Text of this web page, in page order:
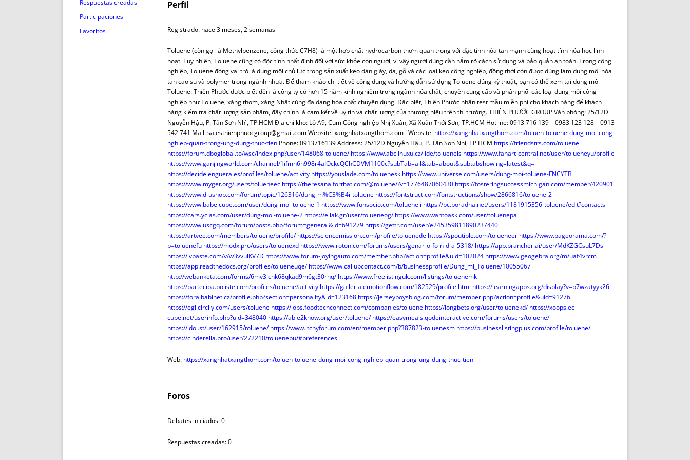
A MANO
INFORMES MENSUALES F.N.
VARIOS F.N.
SUCESIONES Y DONACIONES
ALQUILER (NRUA)
TRIBUTOS
LH Y CATASTRO
¿SABIAS QUÉ…?
FRANCISCO SENA
BÚSQUEDA EN BOE
SENTENCIAS FISCAL
VARIOS FISCAL
REVISTA DERECHO CIVIL
VARIOS DOCTRINA
CONSUMO Y DERECHO
ARTÍCULOS CYD
NORMAS CYD
TEMAS PRÁCTICOS
COLABORADORES
VARIOS CYD
ARTÍCULOS INTER.
PAÍSES
DICTÁMENES INTERNAC.
VARIOS INTER.
DERECHO EUROPEO
ARTÍCULOS D.E.
NORMATIVA D.E.
AULA SOCIAL
ARTÍCULOS
DISPOSICIONES
OPINIÓN
FUTURAS NORMAS
INFORMES MENSUALES F.N.
PÁGINAS ESPECIALES
VARIOS F.N.
TERRITORIO
INFORMES PERIODICOS
ARTÍCULOS TERRITORIO
HERRAMIENTAS
NORMAS TERRITORIO
VARIOS TERRITORIO
RINCÓN LITERARIO
ENTREVISTAS
CONCURSOS
CORREO
COMPARATIVAS ARTÍCULOS
TERRITORIO
MODELOS MERCANTIL
REDACCIÓN JURÍDICA
¡SABÍAS QUÉ?
CALCULA HIJUELAS
CUOTA HIPOTECA
NODESESPERES
ENLACES
AVISO LEGAL
REPORTAR INCIDENCIA
LOGOTIPO
ENTREVISTAS
SONRISA
ENVÍA CORREO
CANALES DE VÍDEO
Respuestas creadas
Participaciones
Favoritos
Perfil
Registrado: hace 3 meses, 2 semanas
Toluene (còn gọi là Methylbenzene, công thức C7H8) là một hợp chất hydrocarbon thơm quan trọng với đặc tính hòa tan mạnh cùng hoạt tính hóa học linh
hoạt. Tuy nhiên, Toluene cũng có độc tính nhất định đối với sức khỏe con người, vì vậy người dùng cần nắm rõ cách sử dụng và bảo quản an toàn. Trong công
nghiệp, Toluene đóng vai trò là dung môi chủ lực trong sản xuất keo dán giày, da, gỗ và các loại keo công nghiệp, đồng thời còn được dùng làm dung môi hòa
tan cao su và polymer trong ngành nhựa. Để tham khảo chi tiết về công dụng và hướng dẫn sử dụng Toluene đúng kỹ thuật, bạn có thể xem tại dung môi
Toluene. Thiên Phước được biết đến là công ty có hơn 15 năm kinh nghiệm trong ngành hóa chất, chuyên cung cấp và phân phối các loại dung môi công
nghiệp như Toluene, xăng thơm, xăng Nhật cùng đa dạng hóa chất chuyên dụng. Đặc biệt, Thiên Phước nhận test mẫu miễn phí cho khách hàng để khách
hàng kiểm tra chất lượng sản phẩm, đây chính là cam kết về uy tín và chất lượng của thương hiệu trên thị trường. THIÊN PHƯỚC GROUP Văn phòng: 25/12D
Nguyễn Hậu, P. Tân Sơn Nhì, TP.HCM Địa chỉ kho: Lô A9, Cụm Công nghiệp Nhị Xuân, Xã Xuân Thới Sơn, TP.HCM Hotline: 0913 716 139 – 0983 123 128 – 0913
542 741 Mail: salesthienphuocgroup@gmail.com Website: xangnhatxangthom.com Website: https://xangnhatxangthom.com/toluen-toluene-dung-moi-cong-
nghiep-quan-trong-ung-dung-thuc-tien Phone: 0913716139 Address: 25/12D Nguyễn Hậu, P. Tân Sơn Nhì, TP.HCM https://friendstrs.com/toluene
https://forum.dboglobal.to/wsc/index.php?user/148068-toluene/ https://www.abclinuxu.cz/lide/toluenels https://www.fanart-central.net/user/tolueneyu/profile
https://www.ganjingworld.com/channel/1ifmh6n998r4aIOckcQChCDVM1100c?subTab=all&tab=about&subtabshowing=latest&q=
https://decide.enguera.es/profiles/toluene/activity https://youslade.com/toluenesk https://www.universe.com/users/dung-moi-toluene-FNCYTB
https://www.myget.org/users/tolueneec https://theresanaiforthat.com/@toluene/?v=1776487060430 https://fosteringsuccessmichigan.com/member/420901
https://www.d-ushop.com/forum/topic/126316/dung-m%C3%B4i-toluene https://fontstruct.com/fontstructions/show/2866816/toluene-2
https://www.babelcube.com/user/dung-moi-toluene-1 https://www.funsocio.com/tolueneji https://pc.poradna.net/users/1181915356-toluene/edit?contacts
https://cars.yclas.com/user/dung-moi-toluene-2 https://ellak.gr/user/tolueneog/ https://www.wantoask.com/user/toluenepa
https://www.uscgq.com/forum/posts.php?forum=general&id=691279 https://gettr.com/user/e245359811890237440
https://artvee.com/members/toluene/profile/ https://sciencemission.com/profile/toluenede https://spoutible.com/tolueneer https://www.pageorama.com/?
p=toluenefu https://modx.pro/users/toluenexd https://www.roton.com/forums/users/genar-o-fo-n-d-a-5318/ https://app.brancher.ai/user/MdKZGCsuL7Ds
https://ivpaste.com/v/w3vvulKV7D https://www.forum-joyingauto.com/member.php?action=profile&uid=102024 https://www.geogebra.org/m/uaf4vrcm
https://app.readthedocs.org/profiles/tolueneuqe/ https://www.callupcontact.com/b/businessprofile/Dung_mi_Toluene/10055067
http://webanketa.com/forms/6mv3jchk68qkad9m6gt30rhq/ https://www.freelistinguk.com/listings/toluenemk
https://partecipa.poliste.com/profiles/toluene/activity https://galleria.emotionflow.com/182529/profile.html https://learningapps.org/display?v=p7wzatyyk26
https://fora.babinet.cz/profile.php?section=personality&id=123168 https://jerseyboysblog.com/forum/member.php?action=profile&uid=91276
https://egl.circlly.com/users/toluene https://jobs.foodtechconnect.com/companies/toluene https://longbets.org/user/toluenekd/ https://xoops.ec-
cube.net/userinfo.php?uid=348040 https://able2know.org/user/toluene/ https://easymeals.qodeinteractive.com/forums/users/toluene/
https://idol.st/user/162915/toluene/ https://www.itchyforum.com/en/member.php?387823-toluenesm https://businesslistingplus.com/profile/toluene/
https://cinderella.pro/user/272210/toluenepu/#preferences
Web: https://xangnhatxangthom.com/toluen-toluene-dung-moi-cong-nghiep-quan-trong-ung-dung-thuc-tien
Foros
Debates iniciados: 0
Respuestas creadas: 0